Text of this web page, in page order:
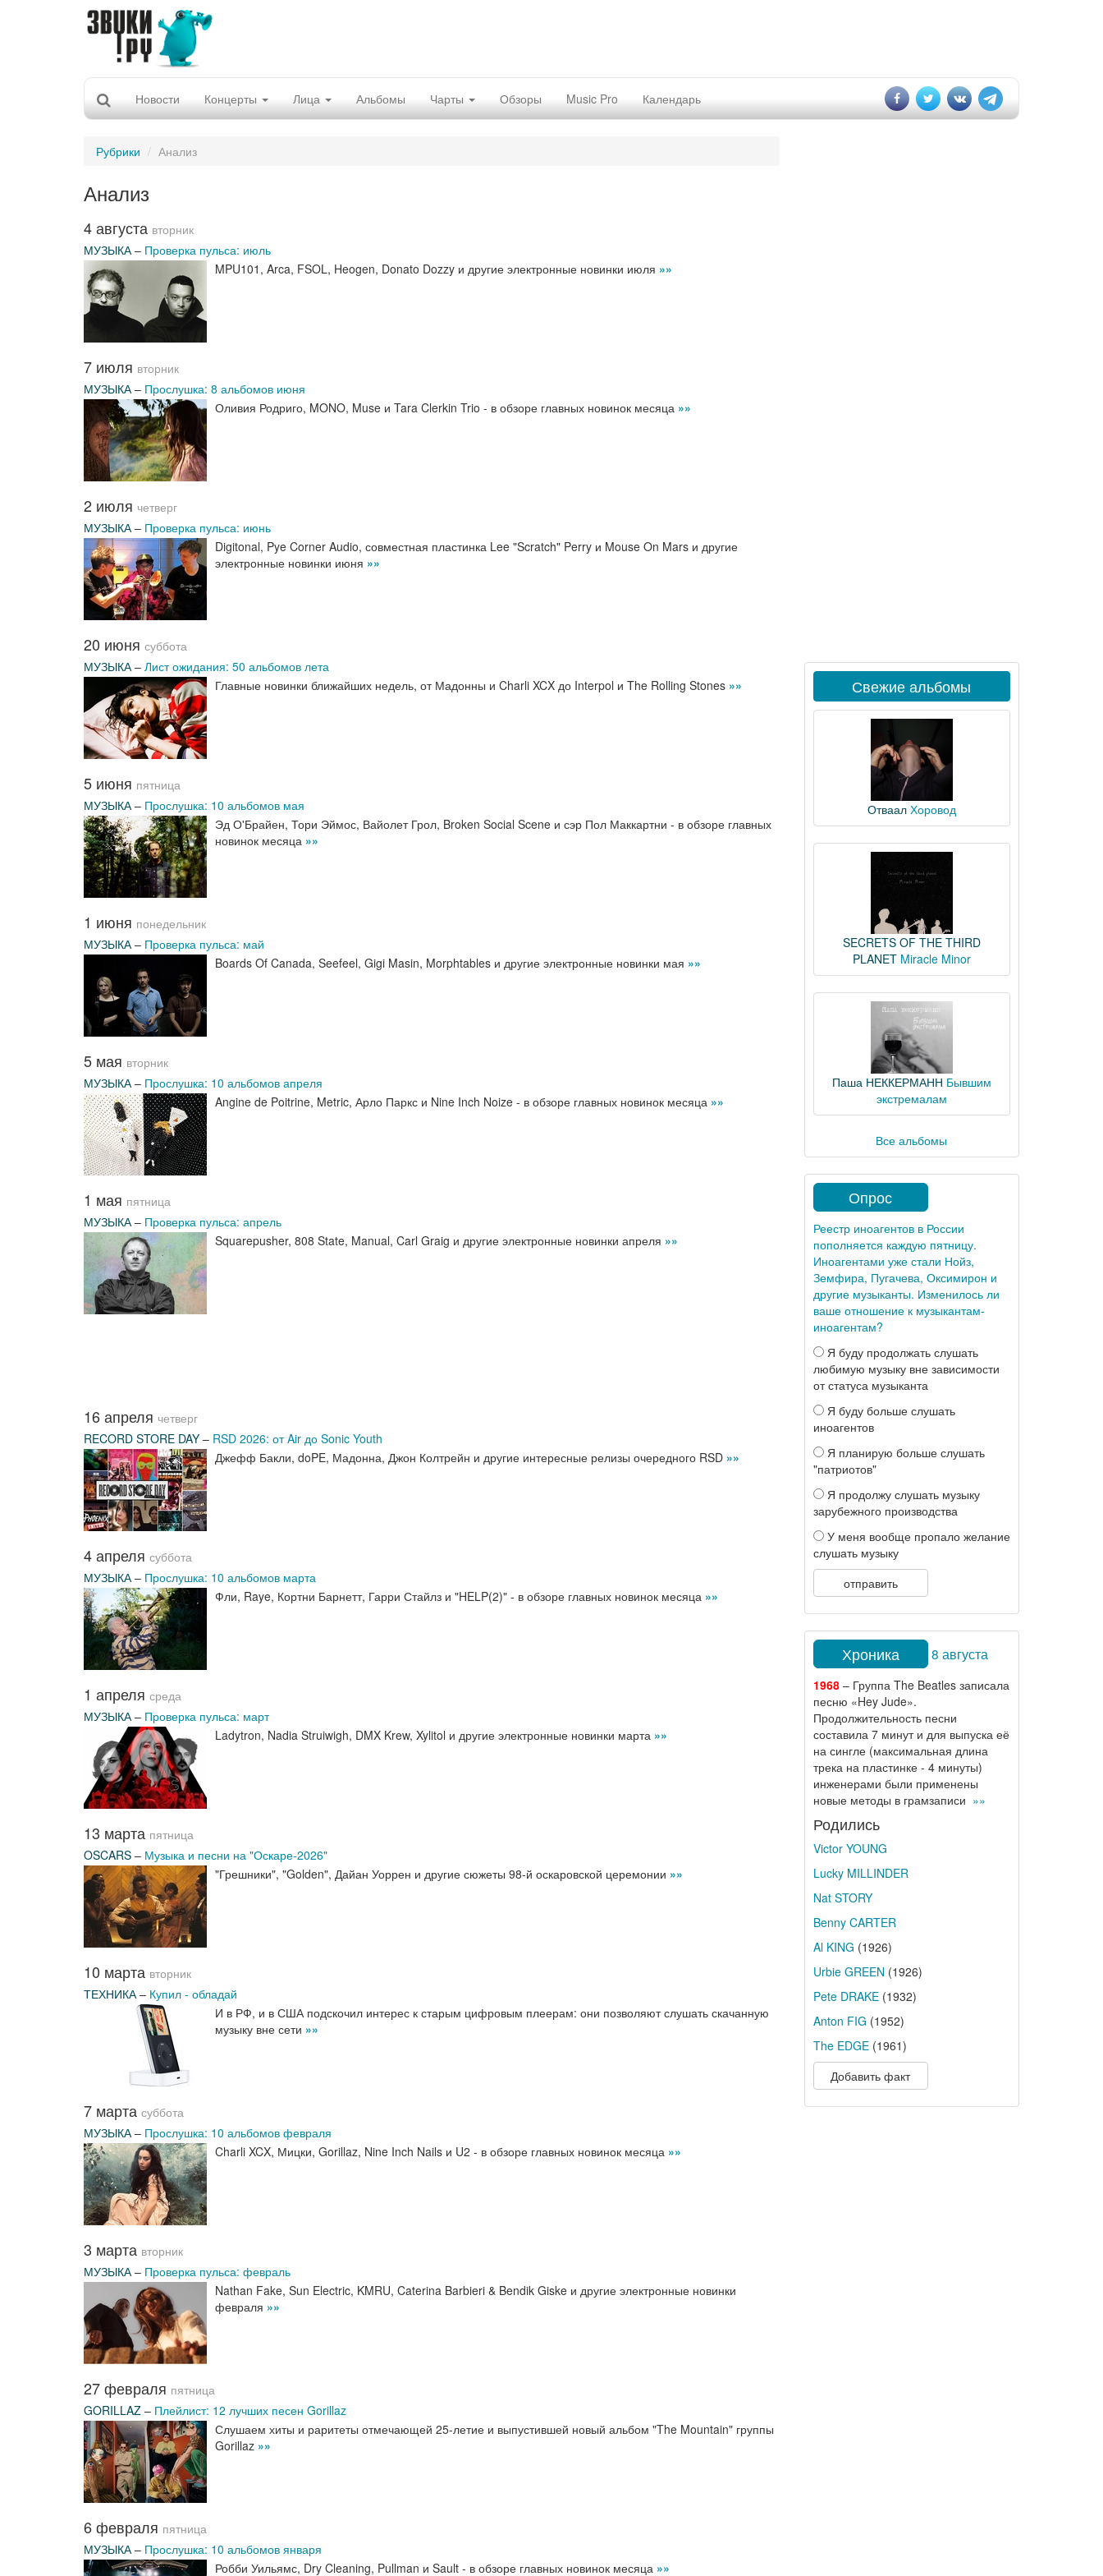
Новости Концерты Лица Альбомы Чарты Обзоры Music Pro Календарь
Рубрики Анализ
Анализ
4 августа вторник
МУЗЫКА– Проверка пульса: июль
MPU101, Arca, FSOL, Heogen, Donato Dozzy и другие электронные новинки июля »»
7 июля вторник
МУЗЫКА– Прослушка: 8 альбомов июня
Оливия Родриго, MONO, Muse и Tara Clerkin Trio - в обзоре главных новинок месяца »»
2 июля четверг
МУЗЫКА– Проверка пульса: июнь
Digitonal, Pye Corner Audio, совместная пластинка Lee "Scratch" Perry и Mouse On Mars и другие
электронные новинки июня »»
20 июня суббота
МУЗЫКА– Лист ожидания: 50 альбомов лета
Главные новинки ближайших недель, от Мадонны и Charli XCX до Interpol и The Rolling Stones »»
5 июня пятница
МУЗЫКА– Прослушка: 10 альбомов мая
Эд О'Брайен, Тори Эймос, Вайолет Грол, Broken Social Scene и сэр Пол Маккартни - в обзоре главных
новинок месяца »»
1 июня понедельник
МУЗЫКА– Проверка пульса: май
Boards Of Canada, Seefeel, Gigi Masin, Morphtables и другие электронные новинки мая »»
5 мая вторник
МУЗЫКА– Прослушка: 10 альбомов апреля
Angine de Poitrine, Metric, Арло Паркс и Nine Inch Noize - в обзоре главных новинок месяца »»
1 мая пятница
МУЗЫКА– Проверка пульса: апрель
Squarepusher, 808 State, Manual, Carl Graig и другие электронные новинки апреля »»
16 апреля четверг
RECORD STORE DAY – RSD 2026: от Air до Sonic Youth
Джефф Бакли, doPE, Мадонна, Джон Колтрейн и другие интересные релизы очередного RSD »»
4 апреля суббота
МУЗЫКА– Прослушка: 10 альбомов марта
Фли, Raye, Кортни Барнетт, Гарри Стайлз и "HELP(2)" - в обзоре главных новинок месяца »»
1 апреля среда
МУЗЫКА– Проверка пульса: март
Ladytron, Nadia Struiwigh, DMX Krew, Xylitol и другие электронные новинки марта »»
13 марта пятница
OSCARS – Музыка и песни на "Оскаре-2026"
"Грешники", "Golden", Дайан Уоррен и другие сюжеты 98-й оскаровской церемонии »»
10 марта вторник
ТЕХНИКА– Купил - обладай
И в РФ, и в США подскочил интерес к старым цифровым плеерам: они позволяют слушать скачанную
музыку вне сети »»
7 марта суббота
МУЗЫКА– Прослушка: 10 альбомов февраля
Charli XCX, Мицки, Gorillaz, Nine Inch Nails и U2 - в обзоре главных новинок месяца »»
3 марта вторник
МУЗЫКА– Проверка пульса: февраль
Nathan Fake, Sun Electric, KMRU, Caterina Barbieri & Bendik Giske и другие электронные новинки
февраля »»
27 февраля пятница
GORILLAZ – Плейлист: 12 лучших песен Gorillaz
Слушаем хиты и раритеты отмечающей 25-летие и выпустившей новый альбом "The Mountain" группы
Gorillaz »»
6 февраля пятница
МУЗЫКА– Прослушка: 10 альбомов января
Робби Уильямс, Dry Cleaning, Pullman и Sault - в обзоре главных новинок месяца »»
Свежие альбомы
Отваал Хоровод
SECRETS OF THE THIRD
PLANET Miracle Minor
Паша НЕККЕРМАНН Бывшим
экстремалам
Все альбомы
Опрос
Реестр иноагентов в России
пополняется каждую пятницу.
Иноагентами уже стали Нойз,
Земфира, Пугачева, Оксимирон и
другие музыканты. Изменилось ли
ваше отношение к музыкантам-
иноагентам?
Я буду продолжать слушать
любимую музыку вне зависимости
от статуса музыканта
Я буду больше слушать
иноагентов
Я планирую больше слушать
"патриотов"
Я продолжу слушать музыку
зарубежного производства
У меня вообще пропало желание
слушать музыку
отправить
Хроника 8 августа
1968– Группа The Beatles записала
песню «Hey Jude».
Продолжительность песни
составила 7 минут и для выпуска её
на сингле (максимальная длина
трека на пластинке - 4 минуты)
инженерами были применены
новые методы в грамзаписи »»
Родились
Victor YOUNG
Lucky MILLINDER
Nat STORY
Benny CARTER
Al KING (1926)
Urbie GREEN (1926)
Pete DRAKE(1932)
Anton FIG (1952)
The EDGE(1961)
Добавить факт